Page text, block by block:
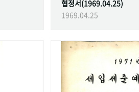
협정서(1969.04.25)
1969.04.25